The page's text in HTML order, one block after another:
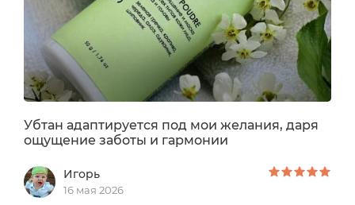
меня является...
Убтан адаптируется под мои желания, даря
ощущение заботы и гармонии
Игорь
16 мая 2026